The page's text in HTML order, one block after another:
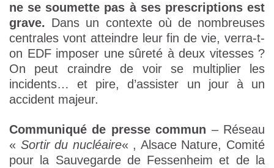
ne se soumette pas à ses prescriptions est
grave. Dans un contexte où de nombreuses
centrales vont atteindre leur fin de vie, verra-t-
on EDF imposer une sûreté à deux vitesses ?
On peut craindre de voir se multiplier les
incidents… et pire, d’assister un jour à un
accident majeur.
Communiqué de presse commun – Réseau
« Sortir du nucléaire« , Alsace Nature, Comité
pour la Sauvegarde de Fessenheim et de la